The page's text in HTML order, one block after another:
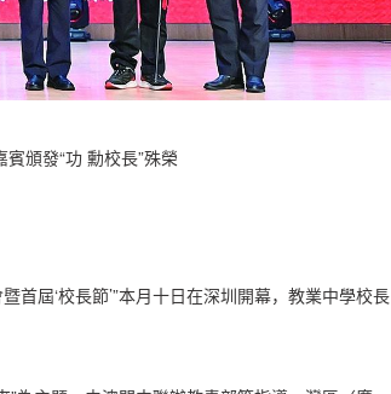
賓頒發“功 勳校長”殊榮
首屆‘校長節’”本月十日在深圳開幕，教業中學校長